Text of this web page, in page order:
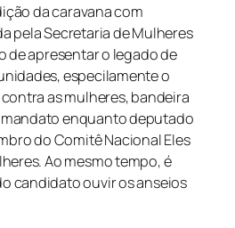
da caravana com
pela Secretaria de Mulheres
de apresentar o legado de
especilamente o
as mulheres, bandeira
enquanto deputado
do Comitê Nacional Eles
Ao mesmo tempo, é
candidato ouvir os anseios